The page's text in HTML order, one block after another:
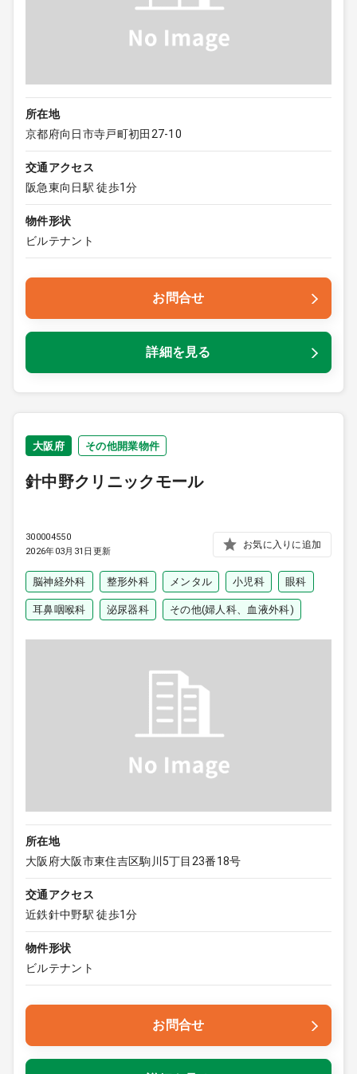
所在地
京都府向日市寺戸町初田27-10
交通アクセス
阪急東向日駅 徒歩1分
物件形状
ビルテナント
お問合せ
詳細を見る
大阪府 その他開業物件
針中野クリニックモール
300004550
2026年03月31日更新
お気に入りに追加
脳神経外科 整形外科 メンタル 小児科 眼科
耳鼻咽喉科 泌尿器科 その他(婦人科、血液外科)
所在地
大阪府大阪市東住吉区駒川5丁目23番18号
交通アクセス
近鉄針中野駅 徒歩1分
物件形状
ビルテナント
お問合せ